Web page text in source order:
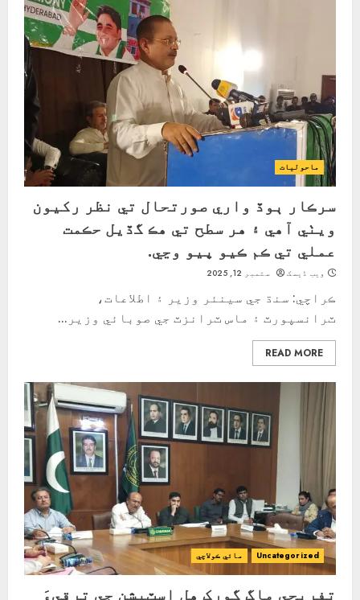
ماحولیات
سرڪار ٻوڏ واري صورتحال تي نظر رکيون
ويٺي آهي ۽ هر سطح تي هڪ گڏيل حڪمت
عملي تي ڪم ڪيو پيو وڃي.
ویب ڈیسک ستمبر 12, 2025
ڪراچي: سنڌ جي سينئر وزير ۽ اطلاعات،
ٽرانسپورٽ ۽ ماس ٽرانزٽ جي صوبائي وزير...
READ MORE
Uncategorized مائي ڪولاچي
تفريحي ماڳ گورک هل اسٽيشن جي ترقيءَ